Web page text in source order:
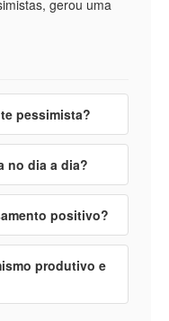
gerou uma
pessimista?
no dia a dia?
positivo?
produtivo e